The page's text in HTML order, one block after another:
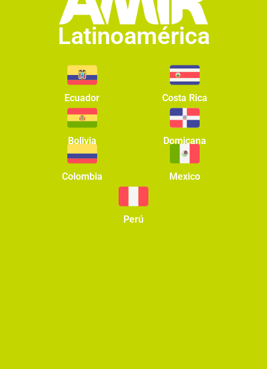
Latinoamérica
Colombia Mexico
Perú
Ecuador Costa Rica
Bolivia Domicana